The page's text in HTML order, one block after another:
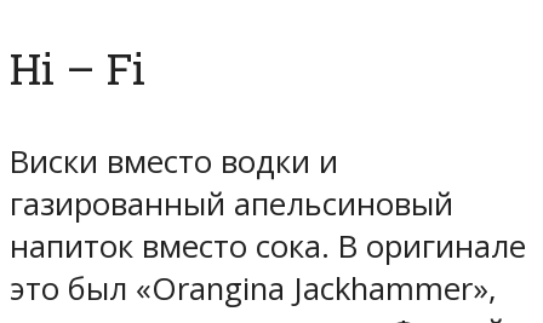
Hi – Fi
Виски вместо водки и
газированный апельсиновый
напиток вместо сока. В оригинале
это был «Orangina Jackhammer»,